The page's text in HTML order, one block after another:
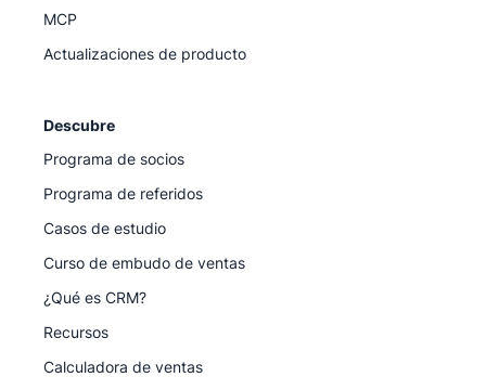
MCP
Actualizaciones de producto
Descubre
Programa de socios
Programa de referidos
Casos de estudio
Curso de embudo de ventas
¿Qué es CRM?
Recursos
Calculadora de ventas